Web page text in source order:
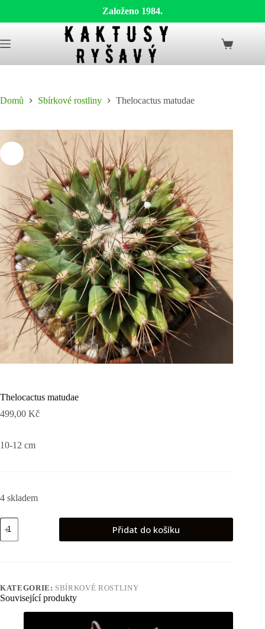
Založeno 1984.
to
content
Shopping
Domů Sbírkové rostliny Thelocactus matudae
Thelocactus matudae
499,00 Kč
10-12 cm
4 skladem
Thelocactus
matudae
množství
Přidat do košíku
KATEGORIE: SBÍRKOVÉ ROSTLINY
Související produkty